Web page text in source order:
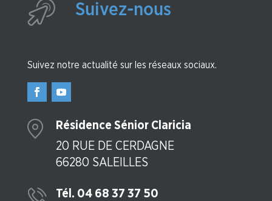
Suivez-nous
Suivez notre actualité sur les réseaux sociaux.
Résidence Sénior Claricia
20 RUE DE CERDAGNE
66280 SALEILLES
Tél. 04 68 37 37 50